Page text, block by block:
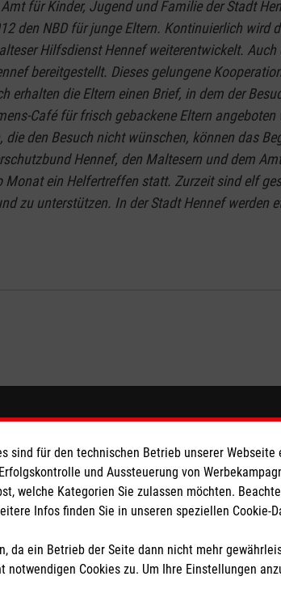
für Kinder, Jugend und Familie der Stadt
den NBD für junge Eltern. Kontinuierlich wird
Hilfsdienst Hennef weiterentwickelt.
bereitgestellt. Dieses gelungene
erhalten die Eltern einen Brief, in dem der
Café für frisch gebackene Eltern
den Besuch nicht wünschen, können das
Hennef, den Maltesern und dem
ein Helfertreffen statt. Zurzeit sind elf
zu unterstützen. In der Stadt Hennef werden
Spendenkonto
Empfänger: Malteser Hilfsdienst e.V.
Bank: Pax-Bank für Kirche und Caritas eG
IBAN: DE15370601201201210204
für den technischen Betrieb unserer
und Aussteuerung von
welche Kategorien Sie zulassen möchten.
Infos finden Sie in unseren speziellen Cookie-
da ein Betrieb der Seite dann nicht mehr
Cookies zu. Um Ihre Einstellungen